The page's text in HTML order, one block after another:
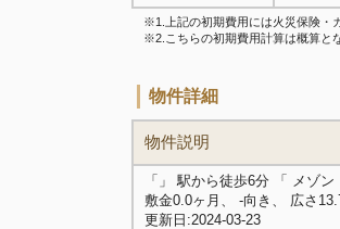
※1.上記の初期費用には火災保険・
※2.こちらの初期費用計算は概算と
物件詳細
物件説明
「」 駅から徒歩6分 「 メゾ
敷金0.0ヶ月、 -向き、 広さ
更新日:2024-03-23